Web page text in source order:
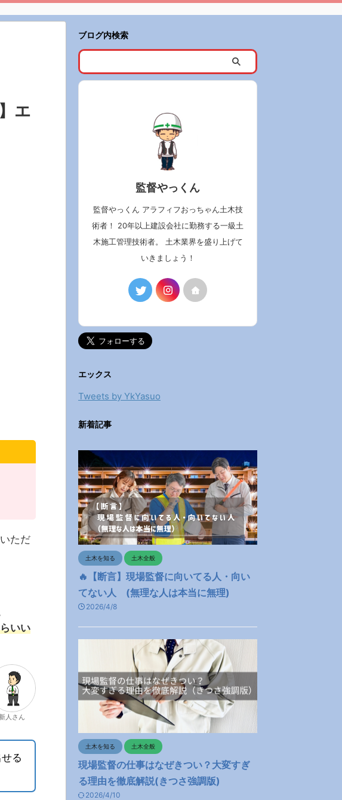
エ
ただ
いい
人さん
る
ブログ内検索
監督やっくん
監督やっくん アラフィフおっちゃん土木技
術者！ 20年以上建設会社に勤務する一級土
木施工管理技術者。 土木業界を盛り上げて
いきましょう！
エックス
Tweets by YkYasuo
新着記事
土木を知る 土木全般
🔥【断言】現場監督に向いてる人・向い
てない人 (無理な人は本当に無理)
2026/4/8
土木を知る 土木全般
現場監督の仕事はなぜきつい？大変すぎ
る理由を徹底解説(きつさ強調版)
2026/4/10